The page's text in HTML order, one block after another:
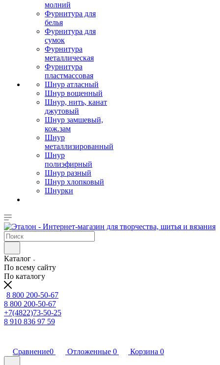
молний
Фурнитура для
белья
Фурнитура для
сумок
Фурнитура
металлическая
Фурнитура
пластмассовая
Шнур атласный
Шнур вощенный
Шнур, нить, канат
джутовый
Шнур замшевый,
кож.зам
Шнур
металлизированный
Шнур
полиэфирный
Шнур разный
Шнур хлопковый
Шнурки
Каталог
По всему сайту
По каталогу
8 800 200-50-67
8 800 200-50-67
+7(4822)73-50-25
8 910 836 97 59
Сравнение0 Отложенные 0 Корзина 0